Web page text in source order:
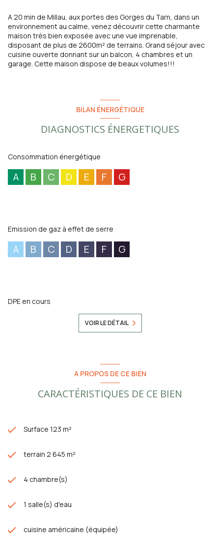
A 20 min de Millau, aux portes des Gorges du Tarn, dans un
environnement au calme, venez découvrir cette charmante
maison très bien exposée avec une vue imprenable,
disposant de plus de 2600m² de terrains. Grand séjour avec
cuisine ouverte donnant sur un balcon, 4 chambres et un
garage. Cette maison dispose de beaux volumes!!!
BILAN ÉNERGÉTIQUE
DIAGNOSTICS ÉNERGETIQUES
Consommation énergétique
A B C D E F G
Emission de gaz à effet de serre
A B C D E F G
DPE en cours
VOIR LE DÉTAIL
A PROPOS DE CE BIEN
CARACTÉRISTIQUES DE CE BIEN
Surface 123 m²
terrain 2 645 m²
4 chambre(s)
1 salle(s) d'eau
cuisine américaine (équipée)